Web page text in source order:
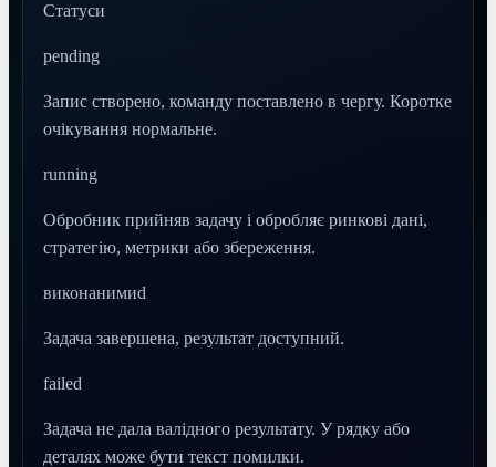
Статуси
pending
Запис створено, команду поставлено в чергу. Коротке
очікування нормальне.
running
Обробник прийняв задачу і обробляє ринкові дані,
стратегію, метрики або збереження.
виконанимиd
Задача завершена, результат доступний.
failed
Задача не дала валідного результату. У рядку або
деталях може бути текст помилки.